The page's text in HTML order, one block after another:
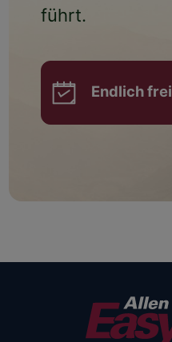
führt.
Endlich frei